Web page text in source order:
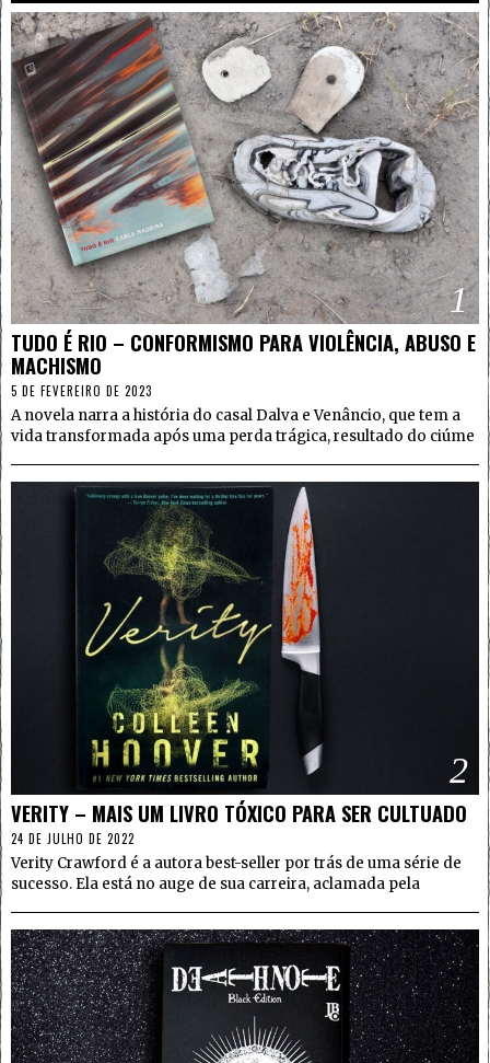
1
TUDO É RIO – CONFORMISMO PARA VIOLÊNCIA, ABUSO E
MACHISMO
5 DE FEVEREIRO DE 2023
A novela narra a história do casal Dalva e Venâncio, que tem a
vida transformada após uma perda trágica, resultado do ciúme
2
VERITY – MAIS UM LIVRO TÓXICO PARA SER CULTUADO
24 DE JULHO DE 2022
Verity Crawford é a autora best-seller por trás de uma série de
sucesso. Ela está no auge de sua carreira, aclamada pela